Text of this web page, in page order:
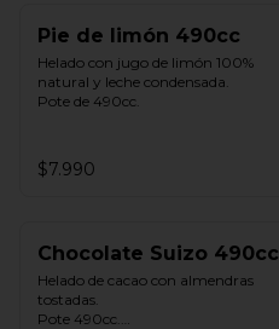
Pie de limón 490cc
Helado con jugo de limón 100%
natural y leche condensada.
Pote de 490cc.
$7.990
Chocolate Suizo 490cc
Helado de cacao con almendras
tostadas.
Pote 490cc.